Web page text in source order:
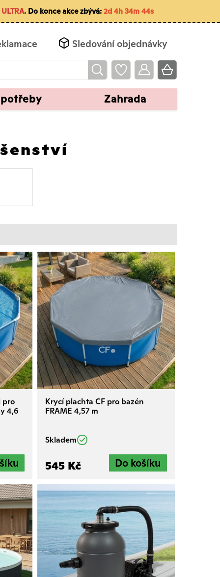
ULTRA. Do konce akce zbývá:2d 4h 34m 43s
Sledování objednávky
Zahrada
pro
4,6
Krycí plachta CF pro bazén
FRAME 4,57 m
Skladem
545 Kč